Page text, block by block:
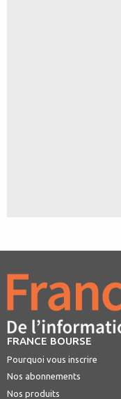
FRANCE BOURSE
Pourquoi vous inscrire
Nos abonnements
Nos produits